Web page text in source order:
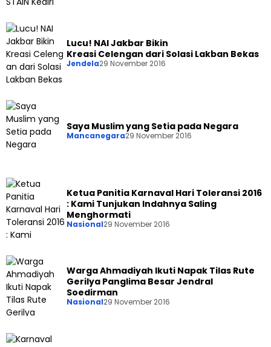
Lucu! NAI Jakbar Bikin
Kreasi Celengan dari Solasi Lakban Bekas
Jendela29 November 2016
Saya Muslim yang Setia pada Negara
Mancanegara29 November 2016
Ketua Panitia Karnaval Hari Toleransi 2016
: Kami Tunjukan Indahnya Saling
Menghormati
Nasional29 November 2016
Warga Ahmadiyah Ikuti Napak Tilas Rute
Gerilya Panglima Besar Jendral
Soedirman
Nasional29 November 2016